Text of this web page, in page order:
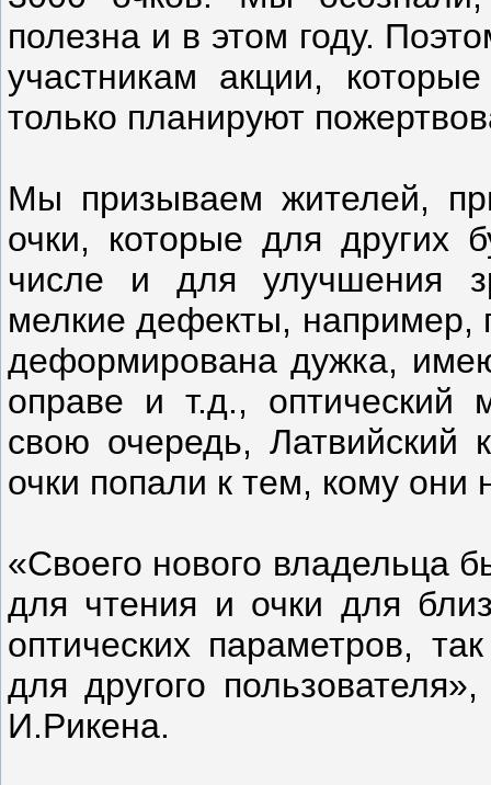
полезна и в этом году.
участникам акции,
только планируют
Мы призываем жителей,
очки, которые для других
числе и для улучшения
мелкие дефекты, например,
деформирована дужка,
оправе и т.д., оптический
свою очередь, Латвийский
очки попали к тем, кому они
«Своего нового владельца
для чтения и очки для
оптических параметров,
для другого
И.Рикена.